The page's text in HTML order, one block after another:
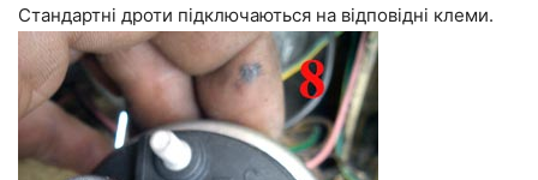
Стандартні дроти підключаються на відповідні клеми.